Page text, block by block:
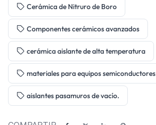
Cerámica de Nitruro de Boro
Componentes cerámicos avanzados
cerámica aislante de alta temperatura
materiales para equipos semiconductores
aislantes pasamuros de vacío.